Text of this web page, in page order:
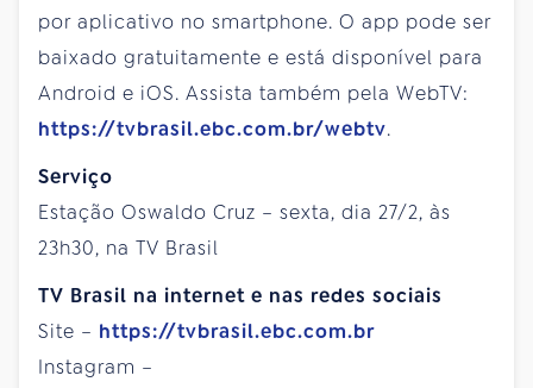
por aplicativo no smartphone. O app pode ser
baixado gratuitamente e está disponível para
Android e iOS. Assista também pela WebTV:
https://tvbrasil.ebc.com.br/webtv.
Serviço
Estação Oswaldo Cruz – sexta, dia 27/2, às
23h30, na TV Brasil
TV Brasil na internet e nas redes sociais
Site – https://tvbrasil.ebc.com.br
Instagram –